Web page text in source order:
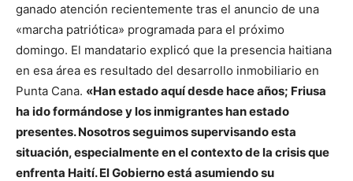
ganado atención recientemente tras el anuncio de una
«marcha patriótica» programada para el próximo
domingo. El mandatario explicó que la presencia haitiana
en esa área es resultado del desarrollo inmobiliario en
Punta Cana. «Han estado aquí desde hace años; Friusa
ha ido formándose y los inmigrantes han estado
presentes. Nosotros seguimos supervisando esta
situación, especialmente en el contexto de la crisis que
enfrenta Haití. El Gobierno está asumiendo su